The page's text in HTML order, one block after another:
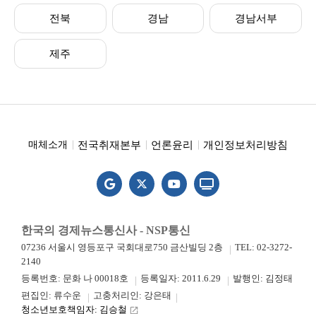
전북 경남 경남서부
제주
매체소개 전국취재본부 언론윤리 개인정보처리방침
한국의 경제뉴스통신사 - NSP통신
07236 서울시 영등포구 국회대로750 금산빌딩 2층
TEL: 02-3272-
2140
등록번호: 문화 나 00018호
등록일자: 2011.6.29
발행인: 김정태
편집인: 류수운
고충처리인: 강은태
청소년보호책임자: 김승철 launch